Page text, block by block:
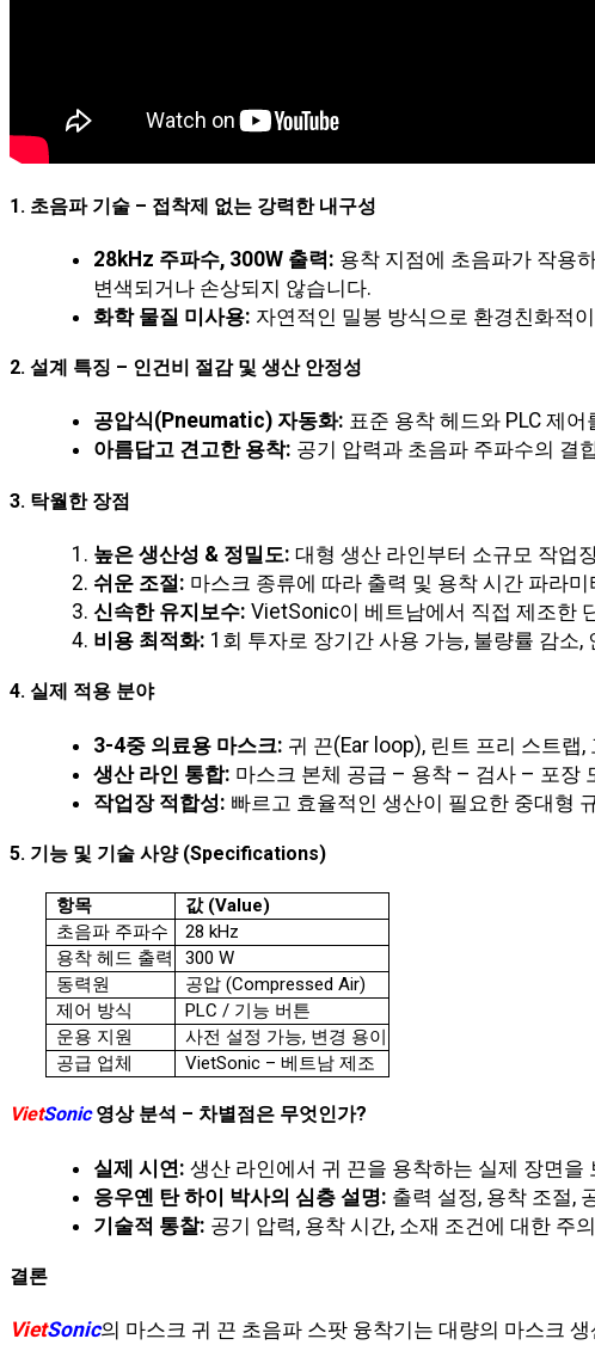
1. 초음파 기술 – 접착제 없는 강력한 내구성
28kHz 주파수, 300W 출력: 용착 지점에 초음파가 작용
변색되거나 손상되지 않습니다.
화학 물질 미사용: 자연적인 밀봉 방식으로 환경친화적
2. 설계 특징 – 인건비 절감 및 생산 안정성
공압식(Pneumatic) 자동화: 표준 용착 헤드와 PLC 제
아름답고 견고한 용착: 공기 압력과 초음파 주파수의 결
3. 탁월한 장점
높은 생산성 & 정밀도: 대형 생산 라인부터 소규모 작업
쉬운 조절: 마스크 종류에 따라 출력 및 용착 시간 파라
신속한 유지보수: VietSonic이 베트남에서 직접 제조한
비용 최적화: 1회 투자로 장기간 사용 가능, 불량률 감소
4. 실제 적용 분야
3-4중 의료용 마스크: 귀 끈(Ear loop), 린트 프리 스트랩,
생산 라인 통합: 마스크 본체 공급 – 용착 – 검사 – 포장
작업장 적합성: 빠르고 효율적인 생산이 필요한 중대형
5. 기능 및 기술 사양 (Specifications)
항목
값 (Value)
초음파 주파수
28 kHz
용착 헤드 출력
300 W
동력원
공압 (Compressed Air)
제어 방식
PLC / 기능 버튼
운용 지원
사전 설정 가능, 변경 용이
공급 업체
VietSonic – 베트남 제조
VietSonic영상 분석 – 차별점은 무엇인가?
실제 시연: 생산 라인에서 귀 끈을 용착하는 실제 장면
응우옌 탄 하이 박사의 심층 설명: 출력 설정, 용착 조절,
기술적 통찰: 공기 압력, 용착 시간, 소재 조건에 대한 주
결론
VietSonic의 마스크 귀 끈 초음파 스팟 융착기는 대량의 마스크